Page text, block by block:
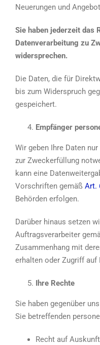
Neuerungen und
Sie haben jederzeit das
Datenverarbeitung zu
widersprechen.
Die Daten, die für
bis zum Widerspruch
gespeichert.
Empfänger
Wir geben Ihre Daten
zur Zweckerfüllung
kann eine
Vorschriften gemäß Art.
Behörden erfolgen.
Darüber hinaus setzen
Auftragsverarbeiter
Zusammenhang mit
erhalten oder Zugriff auf
Ihre Rechte
Sie haben gegenüber
Sie betreffenden
Recht auf